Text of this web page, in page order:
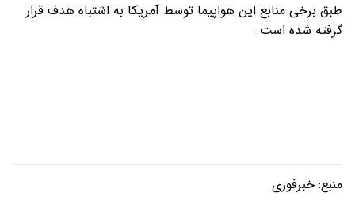
طبق برخی منابع این هواپیما توسط آمریکا به اشتباه هدف قرار
گرفته شده است.
منبع: خبرفوری